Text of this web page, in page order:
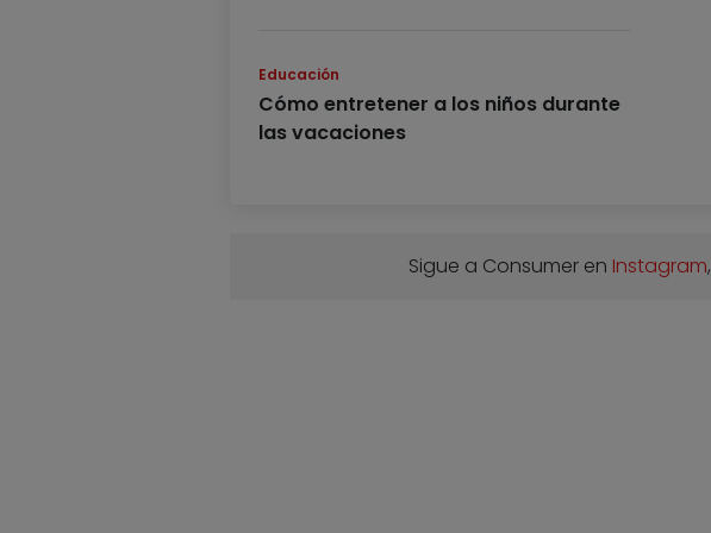
Educación
Cómo entretener a los niños durante
las vacaciones
Sigue a Consumer en Instagram,